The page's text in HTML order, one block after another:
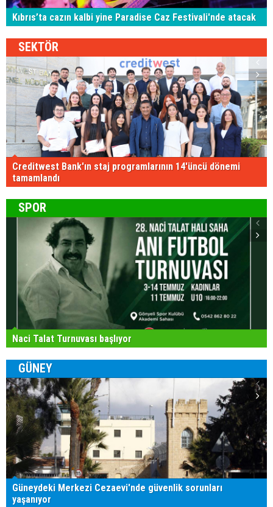
Kıbrıs’ta cazın kalbi yine Paradise Caz Festivali'nde atacak
SEKTÖR
Creditwest Bank'ın staj programlarının 14'üncü dönemi
tamamlandı
SPOR
Naci Talat Turnuvası başlıyor
GÜNEY
Güneydeki Merkezi Cezaevi'nde güvenlik sorunları
yaşanıyor